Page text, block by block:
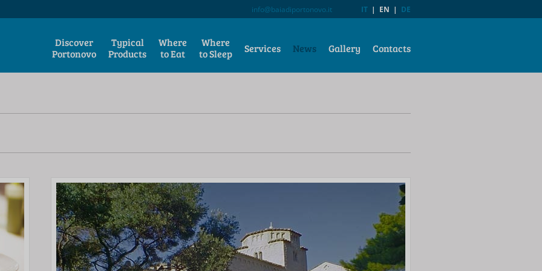
info@baiadiportonovo.it IT | EN | DE
Discover
Portonovo
Typical
Products
Where
to Eat
Where
to Sleep
Services News Gallery Contacts